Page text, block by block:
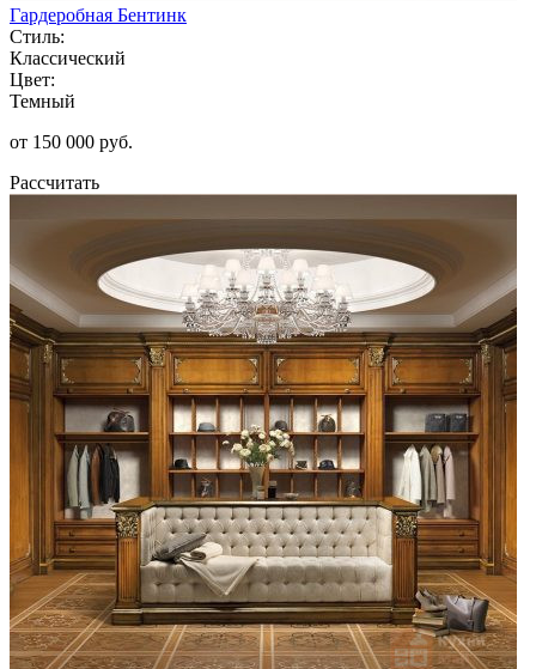
Гардеробная Бентинк
Стиль:
Классический
Цвет:
Темный
от 150 000 руб.
Рассчитать